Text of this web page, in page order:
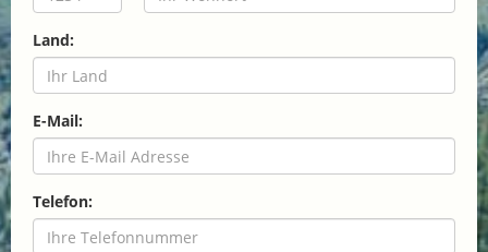
Land:
E-Mail:
Telefon: